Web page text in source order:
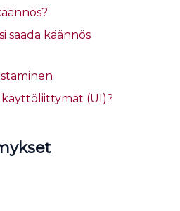
saada käännös
(UI)?